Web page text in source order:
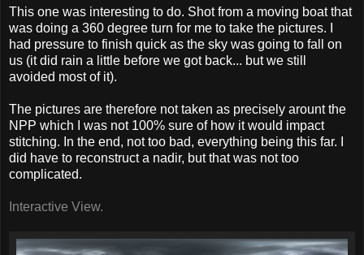
This one was interesting to do. Shot from a moving boat that
was doing a 360 degree turn for me to take the pictures. I
had pressure to finish quick as the sky was going to fall on
us (it did rain a little before we got back... but we still
avoided most of it).
The pictures are therefore not taken as precisely arount the
NPP which I was not 100% sure of how it would impact
stitching. In the end, not too bad, everything being this far. I
did have to reconstruct a nadir, but that was not too
complicated.
Interactive View.